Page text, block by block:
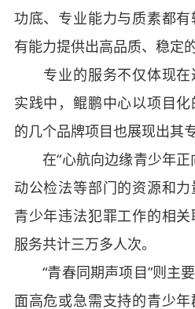
功底、专业能力与质素都
有能力提供出高品质、稳定
专业的服务不仅体现在
实践中，鲲鹏中心以项目
的几个品牌项目也展现出其
在“心航向边缘青少年正
动公检法等部门的资源和
青少年违法犯罪工作的相关
服务共计三万多人次。
“青春同期声项目”则主
面高危或急需支持的青少